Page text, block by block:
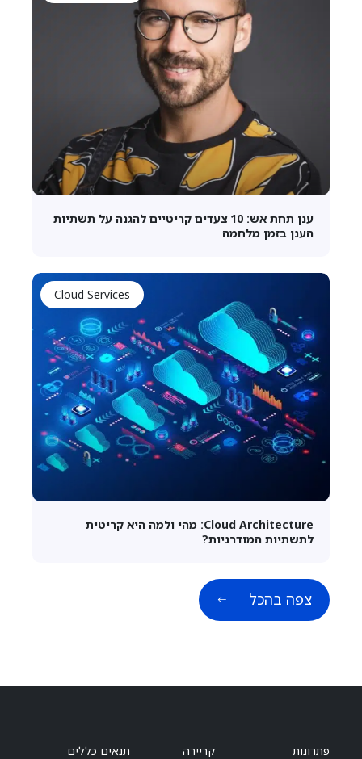
ענן תחת אש: 10 צעדים קריטיים להגנה על תשתיות
הענן בזמן מלחמה
Cloud Services
Cloud Architecture: מהי ולמה היא קריטית
לתשתיות המודרניות?
צפה בהכל
פתרונות
קריירה
תנאים כללים